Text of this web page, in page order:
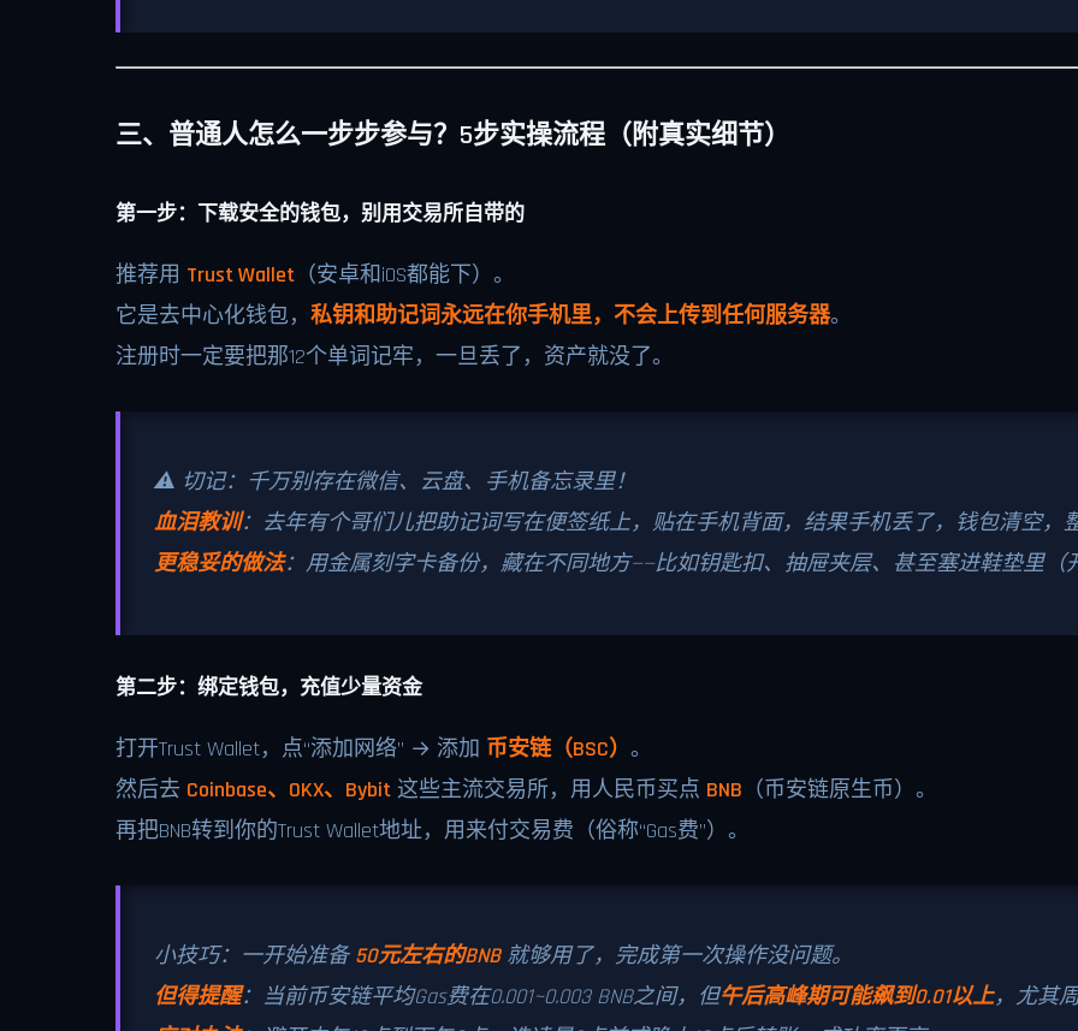
三、普通人怎么一步步参与？5步实操流程（附真实细节）
第一步：下载安全的钱包，别用交易所自带的
推荐用 Trust Wallet （安卓和iOS都能下）。
它是去中心化钱包， 私钥和助记词永远在你手机里，不会上传到任何服务器。
注册时一定要把那12个单词记牢，一旦丢了，资产就没了。
⚠️ 切记：千万别存在微信、云盘、手机备忘录里！
血泪教训：去年有个哥们儿把助记词写在便签纸上，贴在手机背面，结果手机丢了，钱包清空，
更稳妥的做法：用金属刻字卡备份，藏在不同地方——比如钥匙扣、抽屉夹层、甚至塞进鞋垫里（
第二步：绑定钱包，充值少量资金
打开Trust Wallet，点“添加网络” → 添加 币安链（BSC） 。
然后去 Coinbase、OKX、Bybit 这些主流交易所，用人民币买点 BNB （币安链原生币）。
再把BNB转到你的Trust Wallet地址，用来付交易费（俗称“Gas费”）。
小技巧：一开始准备 50元左右的BNB就够用了，完成第一次操作没问题。
但得提醒：当前币安链平均Gas费在0.001~0.003 BNB之间，但午后高峰期可能飙到0.01以上，尤其周